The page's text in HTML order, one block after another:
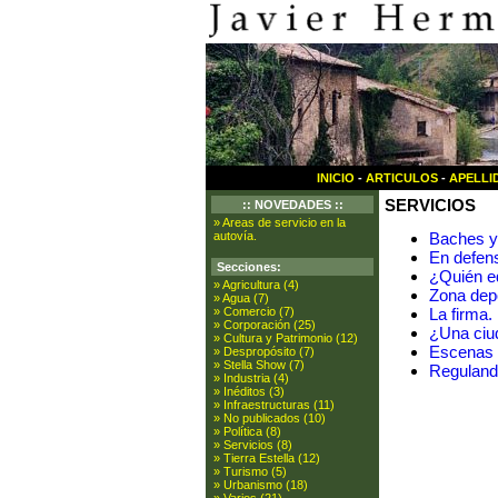
INICIO - ARTICULOS -
:: NOVEDADES ::
» Areas de servicio en la
autovía.
Secciones:
» Agricultura (4)
» Agua (7)
» Comercio (7)
» Corporación (25)
» Cultura y Patrimonio (12)
» Despropósito (7)
» Stella Show (7)
» Industria (4)
» Inéditos (3)
» Infraestructuras (11)
» No publicados (10)
» Política (8)
» Servicios (8)
» Tierra Estella (12)
» Turismo (5)
» Urbanismo (18)
SERVICIOS
Baches
En
¿Quién
Zona
La firma.
¿Una
Escenas